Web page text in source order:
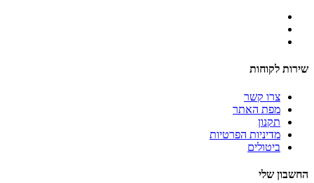
שירות לקוחות
צרו קשר
מפת האתר
תקנון
מדיניות הפרטיות
ביטולים
החשבון שלי